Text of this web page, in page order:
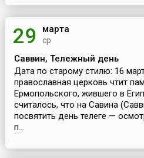
29 марта
ср
Саввин, Тележный день
Дата по старому стилю: 16
православная церковь чтит
Ермопольского, жившего в
считалось, что на Савина
посвятить день телеге —
п...